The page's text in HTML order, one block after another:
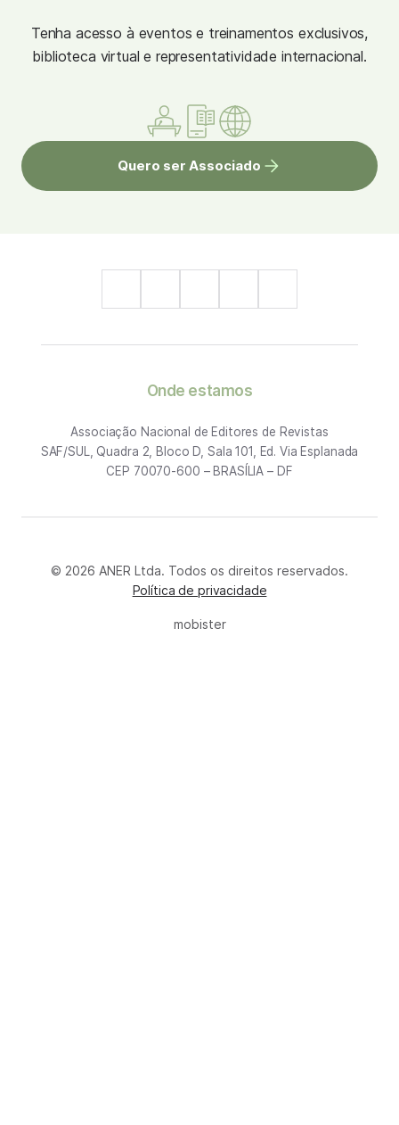
Tenha acesso à eventos e treinamentos exclusivos,
biblioteca virtual e representatividade internacional.
Quero ser Associado
Onde estamos
Associação Nacional de Editores de Revistas
SAF/SUL, Quadra 2, Bloco D, Sala 101, Ed. Via Esplanada
CEP 70070-600 – BRASÍLIA – DF
© 2026 ANER Ltda. Todos os direitos reservados.
Política de privacidade
mobister